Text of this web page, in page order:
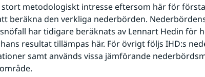
stort metodologiskt intresse eftersom här för
beräkna den verkliga nederbörden.
har tidigare beräknats av Lennart Hedin för
resultat tillämpas här. För övrigt följs IHD:s
samt används vissa jämförande